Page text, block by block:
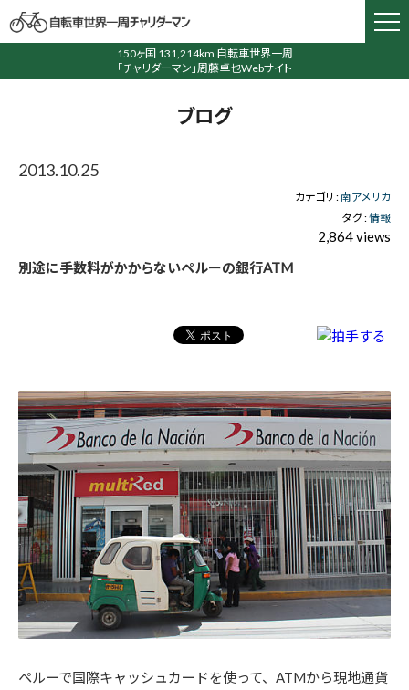
150ヶ国 131,214km 自転車世界一周
「チャリダーマン」周藤卓也Webサイト
ブログ
2013.10.25
カテゴリ :南アメリカ
タグ :情報
2,864 views
別途に手数料がかからないペルーの銀行ATM
ペルーで国際キャッシュカードを使って、ATMから現地通貨